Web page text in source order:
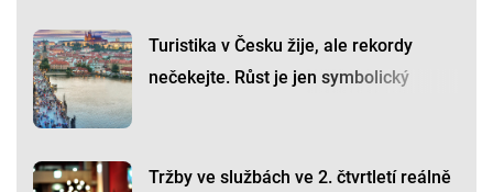
Turistika v Česku žije, ale rekordy
nečekejte. Růst je jen symbolický
Tržby ve službách ve 2. čtvrtletí reálně